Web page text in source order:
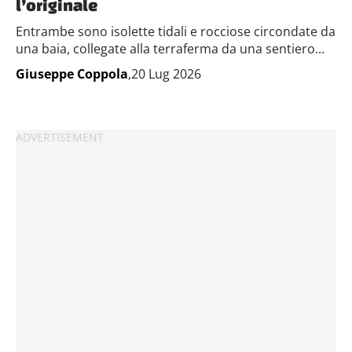
l’originale
Entrambe sono isolette tidali e rocciose circondate da
una baia, collegate alla terraferma da una sentiero...
Giuseppe Coppola,20 Lug 2026